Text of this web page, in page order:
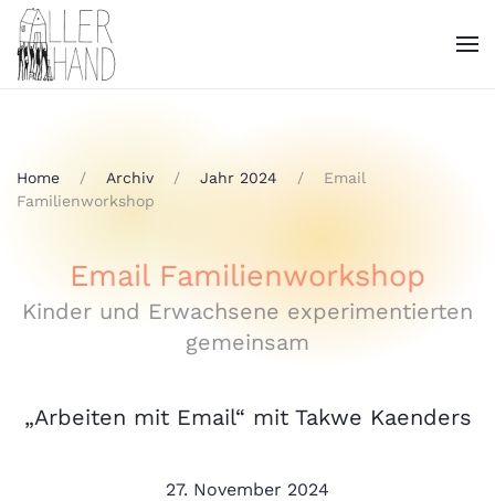
Home Archiv Jahr 2024
Email
Familienworkshop
Email Familienworkshop
Kinder und Erwachsene experimentierten
gemeinsam
„Arbeiten mit Email“ mit Takwe Kaenders
27. November 2024